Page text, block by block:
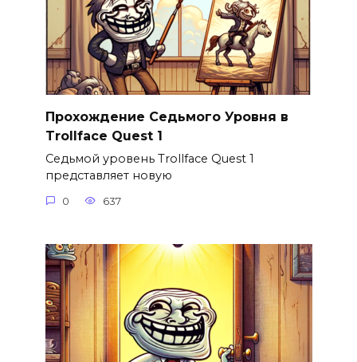
Прохождение Седьмого Уровня в
Trollface Quest 1
Седьмой уровень Trollface Quest 1
представляет новую
0 637